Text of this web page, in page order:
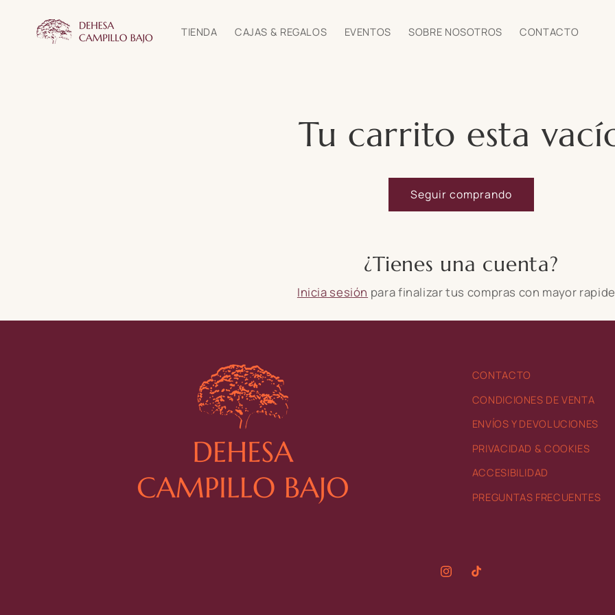
directamente
al contenido
TIENDA CAJAS & REGALOS EVENTOS SOBRE NOSOTROS CONTACTO
Tu carrito esta
Seguir comprando
¿Tienes una cuenta?
Inicia sesión para finalizar tus compras con mayor
CONTACTO
CONDICIONES DE VENTA
ENVÍOS Y DEVOLUCIONES
PRIVACIDAD & COOKIES
ACCESIBILIDAD
PREGUNTAS FRECUENTES
InstagramTikTok